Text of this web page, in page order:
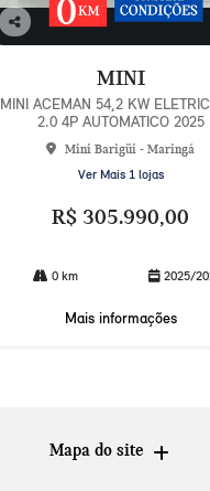
Co
lhe
MINI
MINI ACEMAN 54,2 KW
2.0 4P AUTOMATICO 2025
Mini Barigüi - Maringá
Ver Mais 1 lojas
R$ 305.990,00
0 km 2025/
Mais informações
Mapa do site